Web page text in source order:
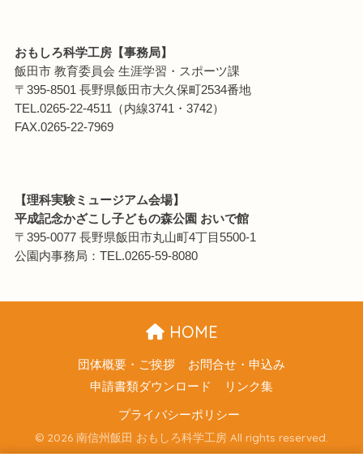
おもしろ科学工房【事務局】
飯田市 教育委員会 生涯学習・スポーツ課
〒395-8501 長野県飯田市大久保町2534番地
TEL.0265-22-4511（内線3741・3742）
FAX.0265-22-7969
【理科実験ミュージアム会場】
平成記念かざこし子どもの森公園 おいで館
〒395-0077 長野県飯田市丸山町4丁目5500-1
公園内事務局：TEL.0265-59-8080
HOME
団体概要・ご挨拶
お問合せ・申込み
申請書類ダウンロード
リンク集
プライバシーポリシー
© 2026 南信州飯田 おもしろ科学工房 All rights reserved.